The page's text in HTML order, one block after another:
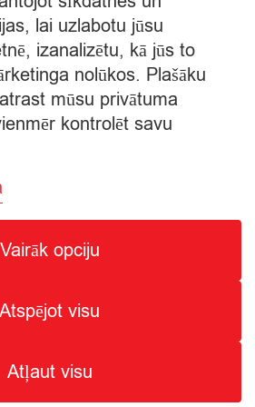
grozu
Apmaksa
DZĒRIENU
1
lai uzlabotu jūsu
izanalizētu, kā jūs to
nolūkos. Plašāku
mūsu privātuma
kontrolēt savu
Vairāk opciju
Atspējot visu
Atļaut visu